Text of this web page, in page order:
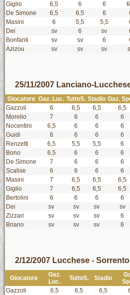
Giglio
6,5 6 6
De Simone
6,5 6,5 6
Masini
6 5,5 5,5
Dei
sv 6 sv
Bonfanti
sv sv 6
Azizou
sv sv sv
25/11/2007 Lanciano-
Giocatore Gaz. Luc. TuttoS. Stadio Gaz.
Gazzoli
6 6,5 6,5 6,5
Morello
7 6 6 6
Nocentini
6,5 6 6 6
Guidi
6 6 6 6
Renzetti
6,5 5,5 5,5 6
Bono
6,5 6 6 6
De Simone
7 6 6 6
Scalise
6 6 6 6
Masini
7 6,5 6,5 6,5
Giglio
7 6,5 6,5 6,5
Bertolini
6 6 6 6
Dei
sv sv sv sv
Zizzari
sv sv sv 6
Briano
sv sv sv 6
2/12/2007 Lucchese - Sorrento
Giocatore
Gaz.
Luc.
TuttoS. Stadio
Gazzoli
6,5 6,5 6,5